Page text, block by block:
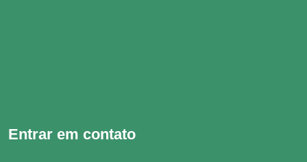
Entrar em contato